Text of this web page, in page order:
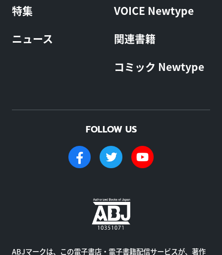
特集
ニュース
VOICE Newtype
関連書籍
コミック Newtype
FOLLOW US
ABJマークは、この電子書店・電子書籍配信サービスが、著作